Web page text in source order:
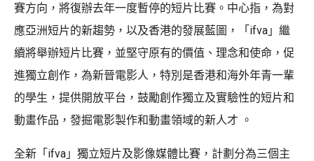
賽方向，將復辦去年一度暫停的短片比賽。中心指，為對
應亞洲短片的新趨勢，以及香港的發展藍圖，「ifva」繼
續將舉辦短片比賽，並堅守原有的價值、理念和使命，促
進獨立創作，為新晉電影人，特別是香港和海外年青一輩
的學生，提供開放平台，鼓勵創作獨立及實驗性的短片和
動畫作品，發掘電影製作和動畫領域的新人才 。
全新「ifva」獨立短片及影像媒體比賽，計劃分為三個主